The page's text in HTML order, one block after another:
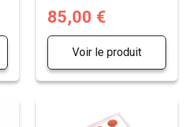
85,00 €
Voir le produit